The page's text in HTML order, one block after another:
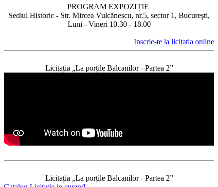
PROGRAM EXPOZIȚIE
Sediul Historic - Str. Mircea Vulcănescu, nr.5, sector 1, Bucureşti,
Luni - Vineri 10.30 - 18.00
Inscrie-te la licitatia online
Licitația „La porțile Balcanilor - Partea 2”
Licitația „La porțile Balcanilor - Partea 2”